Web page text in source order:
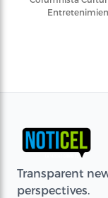
Transparent
perspectives.